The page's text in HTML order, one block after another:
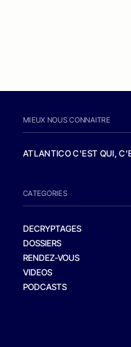
MIEUX NOUS CONNAITRE
ATLANTICO C'EST QUI,
CATEGORIES
DECRYPTAGES
DOSSIERS
RENDEZ-VOUS
VIDEOS
PODCASTS